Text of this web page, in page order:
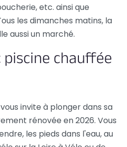
etc. ainsi que
les dimanches matins, la
aussi un marché.
piscine chauffée
invite à plonger dans sa
rénovée en 2026. Vous
les pieds dans l'eau, au